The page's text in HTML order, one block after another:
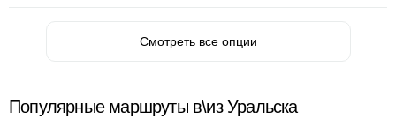
Смотреть все опции
Популярные маршруты в\из Уральска